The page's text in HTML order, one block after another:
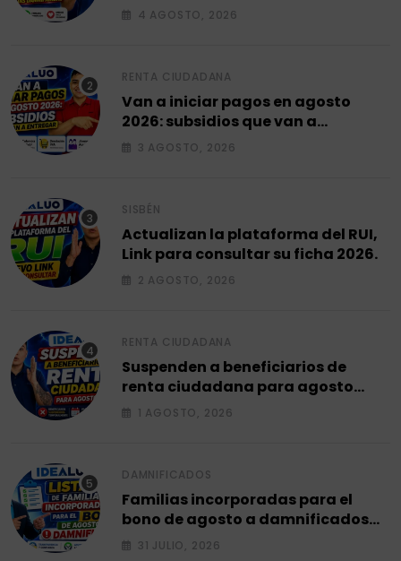
4 AGOSTO, 2026
RENTA CIUDADANA
Van a iniciar pagos en agosto
2026: subsidios que van a
entregar.
3 AGOSTO, 2026
SISBÉN
Actualizan la plataforma del RUI,
Link para consultar su ficha 2026.
2 AGOSTO, 2026
RENTA CIUDADANA
Suspenden a beneficiarios de
renta ciudadana para agosto
2026.
1 AGOSTO, 2026
DAMNIFICADOS
Familias incorporadas para el
bono de agosto a damnificados
2026.
31 JULIO, 2026